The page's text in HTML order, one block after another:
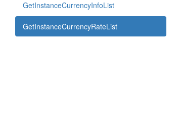
GetInstanceCurrencyInfoList
GetInstanceCurrencyRateList